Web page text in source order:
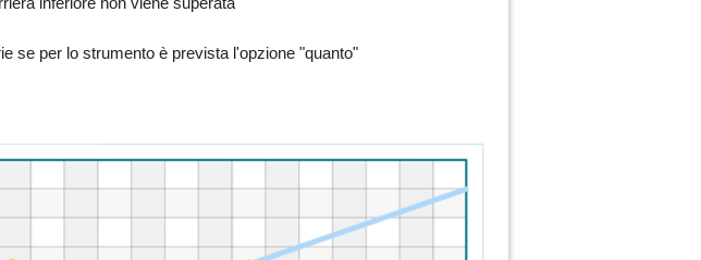
se per lo strumento è prevista l'opzione "quanto"